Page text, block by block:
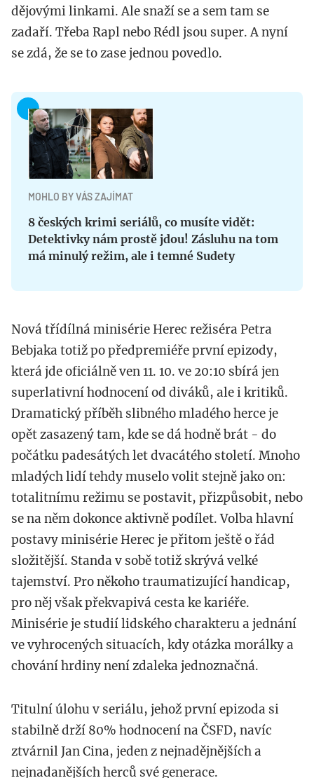
dějovými linkami. Ale snaží se a sem tam se
zadaří. Třeba Rapl nebo Rédl jsou super. A nyní
se zdá, že se to zase jednou povedlo.
MOHLO BY VÁS ZAJÍMAT
8 českých krimi seriálů, co musíte vidět:
Detektivky nám prostě jdou! Zásluhu na tom
má minulý režim, ale i temné Sudety
Nová třídílná minisérie Herec režiséra Petra
Bebjaka totiž po předpremiéře první epizody,
která jde oficiálně ven 11. 10. ve 20:10 sbírá jen
superlativní hodnocení od diváků, ale i kritiků.
Dramatický příběh slibného mladého herce je
opět zasazený tam, kde se dá hodně brát - do
počátku padesátých let dvacátého století. Mnoho
mladých lidí tehdy muselo volit stejně jako on:
totalitnímu režimu se postavit, přizpůsobit, nebo
se na něm dokonce aktivně podílet. Volba hlavní
postavy minisérie Herec je přitom ještě o řád
složitější. Standa v sobě totiž skrývá velké
tajemství. Pro někoho traumatizující handicap,
pro něj však překvapivá cesta ke kariéře.
Minisérie je studií lidského charakteru a jednání
ve vyhrocených situacích, kdy otázka morálky a
chování hrdiny není zdaleka jednoznačná.
Titulní úlohu v seriálu, jehož první epizoda si
stabilně drží 80% hodnocení na ČSFD, navíc
ztvárnil Jan Cina, jeden z nejnadějnějších a
nejnadanějších herců své generace.